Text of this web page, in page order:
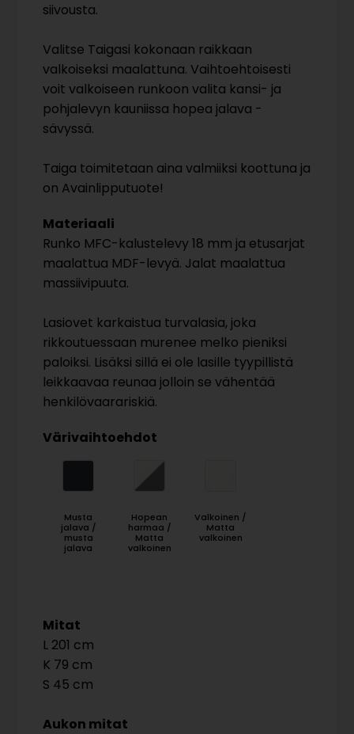
siivousta.
Valitse Taigasi kokonaan raikkaan
valkoiseksi maalattuna. Vaihtoehtoisesti
voit valkoiseen runkoon valita kansi- ja
pohjalevyn kauniissa hopea jalava -
sävyssä.
Taiga toimitetaan aina valmiiksi koottuna ja
on Avainlipputuote!
Materiaali
Runko MFC-kalustelevy 18 mm ja etusarjat
maalattua MDF-levyä. Jalat maalattua
massiivipuuta.
Lasiovet karkaistua turvalasia, joka
rikkoutuessaan murenee melko pieniksi
paloiksi. Lisäksi sillä ei ole lasille tyypillistä
leikkaavaa reunaa jolloin se vähentää
henkilövaarariskiä.
Värivaihtoehdot
Musta
jalava /
musta
jalava
Hopean
harmaa /
Matta
valkoinen
Valkoinen /
Matta
valkoinen
Mitat
201
79
45
Aukon mitat